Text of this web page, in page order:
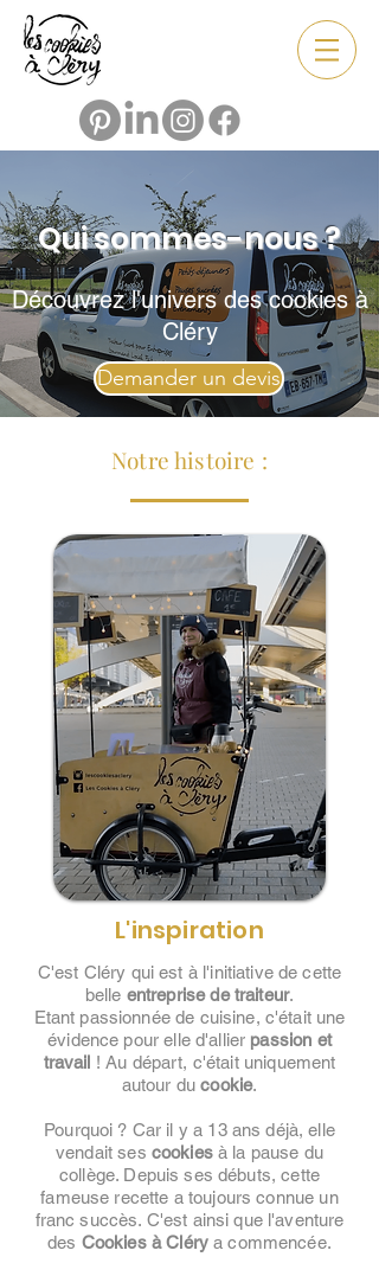
Qui sommes-nous ?
Découvrez l'univers des cookies à
Cléry
Demander un devis
Notre histoire :
L'inspiration
C'est Cléry qui est à l'initiative de cette
belle entreprise de traiteur.
Etant passionnée de cuisine, c'était une
évidence pour elle d'allier passion et
travail ! Au départ, c'était uniquement
autour ducookie.
Pourquoi ? Car il y a 13 ans déjà, elle
vendait ses cookiesà la pause du
collège. Depuis ses débuts, cette
fameuse recette a toujours connue un
franc succès. C'est ainsi que l'aventure
des Cookies à Clérya commencée.